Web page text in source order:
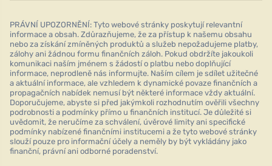
PRÁVNÍ UPOZORNĚNÍ: Tyto webové stránky poskytují relevantní
informace a obsah. Zdůrazňujeme, že za přístup k našemu obsahu
nebo za získání zmíněných produktů a služeb nepožadujeme platby,
zálohy ani žádnou formu finančních záloh. Pokud obdržíte jakoukoli
komunikaci naším jménem s žádostí o platbu nebo doplňující
informace, neprodleně nás informujte. Naším cílem je sdílet užitečné
a aktuální informace, ale vzhledem k dynamické povaze finančních a
propagačních nabídek nemusí být některé informace vždy aktuální.
Doporučujeme, abyste si před jakýmkoli rozhodnutím ověřili všechny
podrobnosti a podmínky přímo u finančních institucí. Je důležité si
uvědomit, že neručíme za schválení, úvěrové limity ani specifické
podmínky nabízené finančními institucemi a že tyto webové stránky
slouží pouze pro informační účely a neměly by být vykládány jako
finanční, právní ani odborné poradenství.